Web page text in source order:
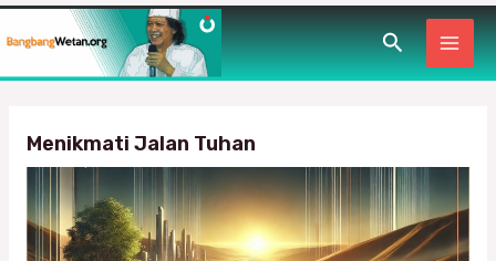
ke
Cari
Menikmati Jalan Tuhan
navigation